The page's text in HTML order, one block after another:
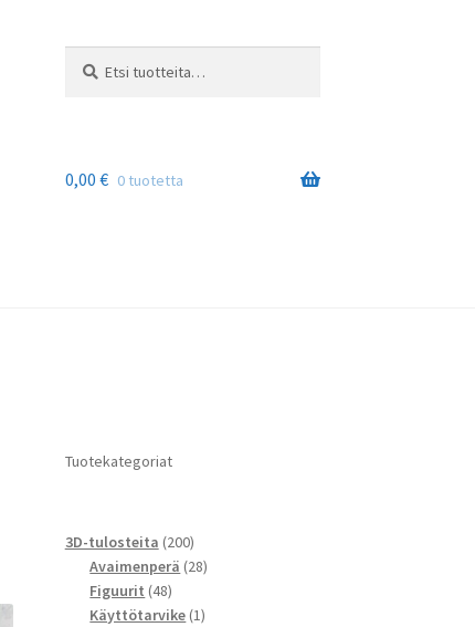
0,00 € 0 tuotetta
Tuotekategoriat
3D-tulosteita 200200
tuotetta
Avaimenperä 2828
Figuurit 4848
tuotetta
Käyttötarvike 11